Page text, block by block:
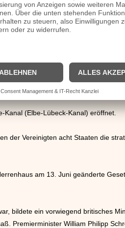
sein Sohn August die Herrschaft.
Verband der
einer Debatte über die
Regierung ebenfalls vertretenen
Kanal (Elbe-Lübeck-Kanal) eröffnet.
der Vereinigten acht Staaten die
am 13. Juni geänderte
bildete ein vorwiegend britisches
Premierminister William Philipp